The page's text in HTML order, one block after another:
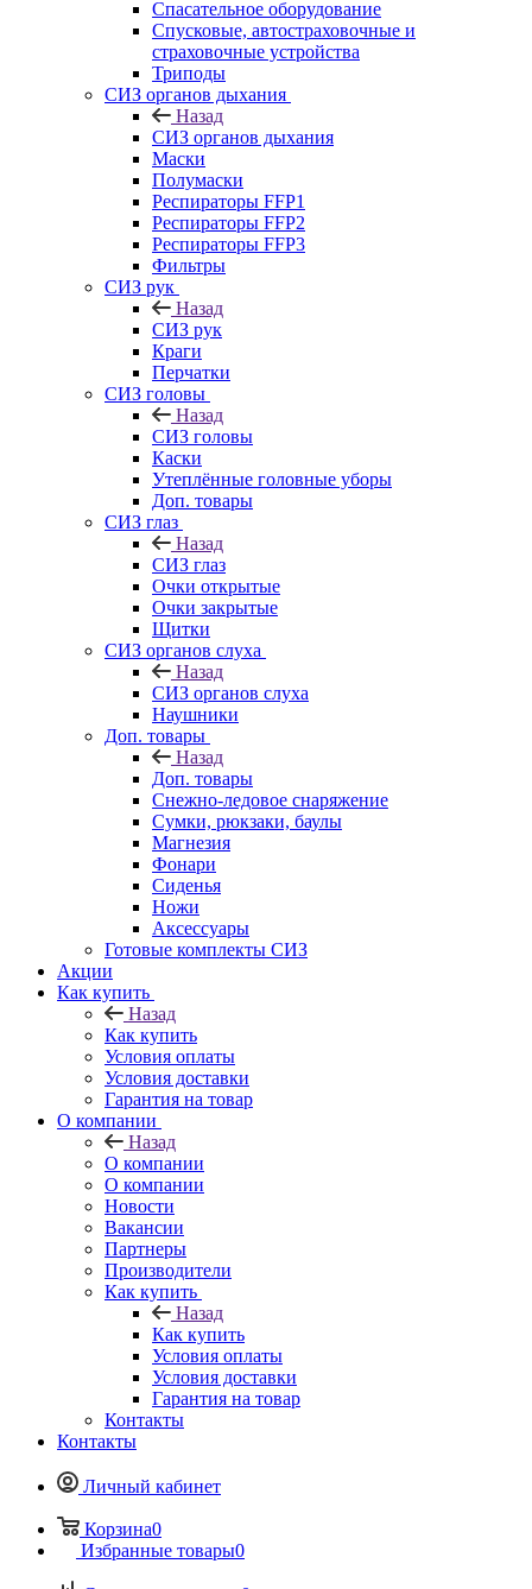
Спасательное оборудование
Спусковые, автостраховочные и
страховочные устройства
Триподы
СИЗ органов дыхания
Назад
СИЗ органов дыхания
Маски
Полумаски
Респираторы FFP1
Респираторы FFP2
Респираторы FFP3
Фильтры
СИЗ рук
Назад
СИЗ рук
Краги
Перчатки
СИЗ головы
Назад
СИЗ головы
Каски
Утеплённые головные уборы
Доп. товары
СИЗ глаз
Назад
СИЗ глаз
Очки открытые
Очки закрытые
Щитки
СИЗ органов слуха
Назад
СИЗ органов слуха
Наушники
Доп. товары
Назад
Доп. товары
Снежно-ледовое снаряжение
Сумки, рюкзаки, баулы
Магнезия
Фонари
Сиденья
Ножи
Аксессуары
Готовые комплекты СИЗ
Акции
Как купить
Назад
Как купить
Условия оплаты
Условия доставки
Гарантия на товар
О компании
Назад
О компании
О компании
Новости
Вакансии
Партнеры
Производители
Как купить
Назад
Как купить
Условия оплаты
Условия доставки
Гарантия на товар
Контакты
Контакты
Личный кабинет
Корзина0
Избранные товары0